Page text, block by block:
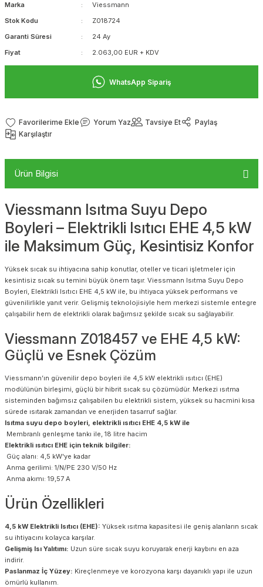
Marka
Viessmann
Stok Kodu
Z018724
Garanti Süresi
24 Ay
Fiyat
2.063,00 EUR + KDV
WhatsApp Sipariş
Yorum Yaz Tavsiye Et
Paylaş
Karşılaştır
Ürün Bilgisi
Viessmann Isıtma Suyu Depo
Boyleri – Elektrikli Isıtıcı EHE 4,5 kW
ile Maksimum Güç, Kesintisiz Konfor
Yüksek sıcak su ihtiyacına sahip konutlar, oteller ve ticari işletmeler için
kesintisiz sıcak su temini büyük önem taşır. Viessmann Isıtma Suyu Depo
Boyleri, Elektrikli Isıtıcı EHE 4,5 kW ile, bu ihtiyaca yüksek performans ve
güvenilirlikle yanıt verir. Gelişmiş teknolojisiyle hem merkezi sistemle entegre
çalışabilir hem de elektrikli olarak bağımsız şekilde sıcak su sağlayabilir.
Viessmann Z018457 ve EHE 4,5 kW:
Güçlü ve Esnek Çözüm
Viessmann’ın güvenilir depo boyleri ile 4,5 kW elektrikli ısıtıcı (EHE)
modülünün birleşimi, güçlü bir hibrit sıcak su çözümüdür. Merkezi ısıtma
sisteminden bağımsız çalışabilen bu elektrikli sistem, yüksek su hacmini kısa
sürede ısıtarak zamandan ve enerjiden tasarruf sağlar.
Isıtma suyu depo boyleri, elektrikli ısıtıcı EHE 4,5 kW ile
Membranlı genleşme tankı ile, 18 litre hacim
Elektrikli ısıtıcı EHE için teknik bilgiler:
Güç alanı: 4,5 kW'ye kadar
Anma gerilimi: 1/N/PE 230 V/50 Hz
Anma akımı: 19,57 A
Ürün Özellikleri
4,5 kW Elektrikli Isıtıcı (EHE): Yüksek ısıtma kapasitesi ile geniş alanların sıcak
su ihtiyacını kolayca karşılar.
Gelişmiş Isı Yalıtımı: Uzun süre sıcak suyu koruyarak enerji kaybını en aza
indirir.
Paslanmaz İç Yüzey: Kireçlenmeye ve korozyona karşı dayanıklı yapı ile uzun
ömürlü kullanım.